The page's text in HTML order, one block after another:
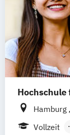
Hamburg
Mannheim
Vollzeit